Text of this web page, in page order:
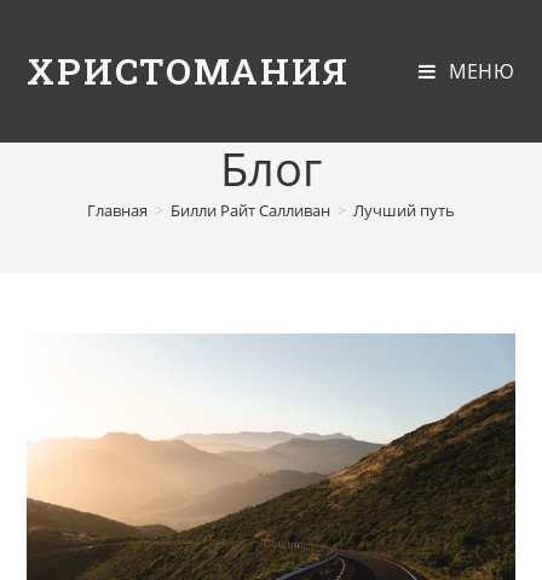
ХРИСТОМАНИЯ МЕНЮ
Блог
Главная > Билли Райт Салливан > Лучший путь